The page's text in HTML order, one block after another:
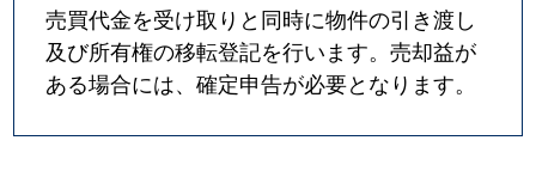
売買代金を受け取りと同時に物件の引き渡し
及び所有権の移転登記を行います。売却益が
ある場合には、確定申告が必要となります。